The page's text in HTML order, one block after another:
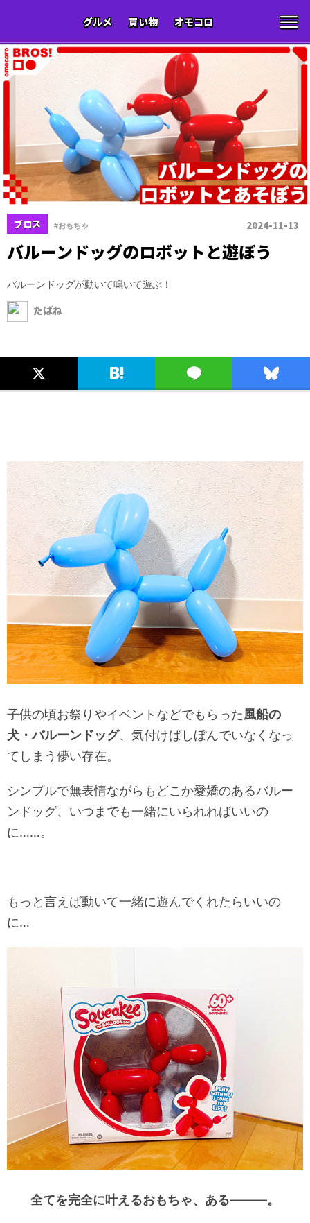
グルメ 買い物 オモコロ
ブロス #おもちゃ 2024-11-13
バルーンドッグのロボットと遊ぼう
バルーンドッグが動いて鳴いて遊ぶ！
たばね
子供の頃お祭りやイベントなどでもらった風船の
犬・バルーンドッグ、気付けばしぼんでいなくなっ
てしまう儚い存在。
シンプルで無表情ながらもどこか愛嬌のあるバルー
ンドッグ、いつまでも一緒にいられればいいの
に……。
もっと言えば動いて一緒に遊んでくれたらいいの
に…
全てを完全に叶えるおもちゃ、ある———。